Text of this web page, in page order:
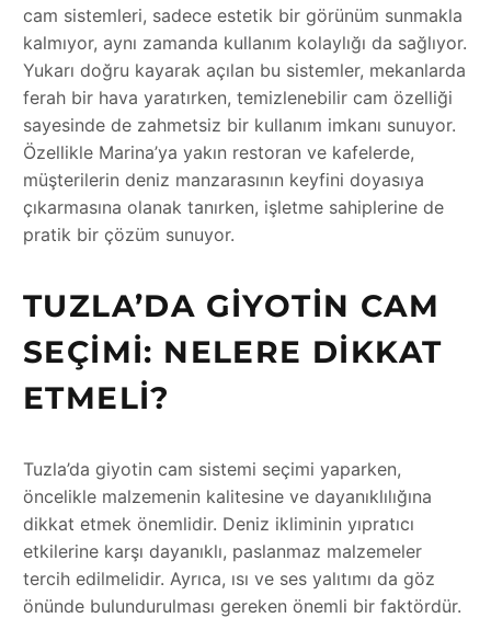
cam sistemleri, sadece estetik bir görünüm sunmakla
kalmıyor, aynı zamanda kullanım kolaylığı da sağlıyor.
Yukarı doğru kayarak açılan bu sistemler, mekanlarda
ferah bir hava yaratırken, temizlenebilir cam özelliği
sayesinde de zahmetsiz bir kullanım imkanı sunuyor.
Özellikle Marina’ya yakın restoran ve kafelerde,
müşterilerin deniz manzarasının keyfini doyasıya
çıkarmasına olanak tanırken, işletme sahiplerine de
pratik bir çözüm sunuyor.
TUZLA’DA GIYOTIN CAM
SEÇIMI: NELERE DIKKAT
ETMELI?
Tuzla’da giyotin cam sistemi seçimi yaparken,
öncelikle malzemenin kalitesine ve dayanıklılığına
dikkat etmek önemlidir. Deniz ikliminin yıpratıcı
etkilerine karşı dayanıklı, paslanmaz malzemeler
tercih edilmelidir. Ayrıca, ısı ve ses yalıtımı da göz
önünde bulundurulması gereken önemli bir faktördür.